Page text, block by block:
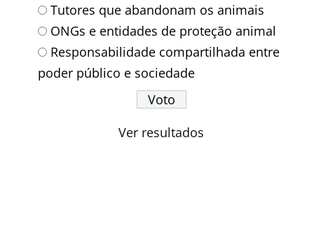
Tutores que abandonam os animais
ONGs e entidades de proteção animal
Responsabilidade compartilhada entre
poder público e sociedade
Ver resultados